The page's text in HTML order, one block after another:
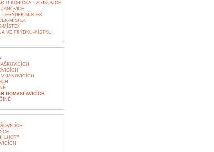
U KONÍČKA - VOJKOVICE
JANOVICE
- FRÝDEK-MÍSTEK
MÍSTEK
MÍSTEK
VE FRÝDKU-MÍSTKU
V JANOVICÍCH
DOMASLAVICÍCH
LHOTY